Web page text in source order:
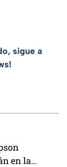
sigue a
en la